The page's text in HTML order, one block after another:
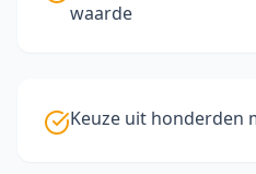
waarde
Keuze uit honderden